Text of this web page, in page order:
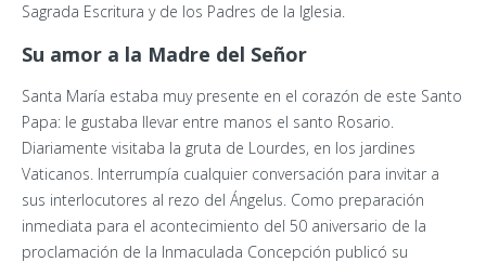
Sagrada Escritura y de los Padres de la Iglesia.
Su amor a la Madre del Señor
Santa María estaba muy presente en el corazón de este Santo
Papa: le gustaba llevar entre manos el santo Rosario.
Diariamente visitaba la gruta de Lourdes, en los jardines
Vaticanos. Interrumpía cualquier conversación para invitar a
sus interlocutores al rezo del Ángelus. Como preparación
inmediata para el acontecimiento del 50 aniversario de la
proclamación de la Inmaculada Concepción publicó su